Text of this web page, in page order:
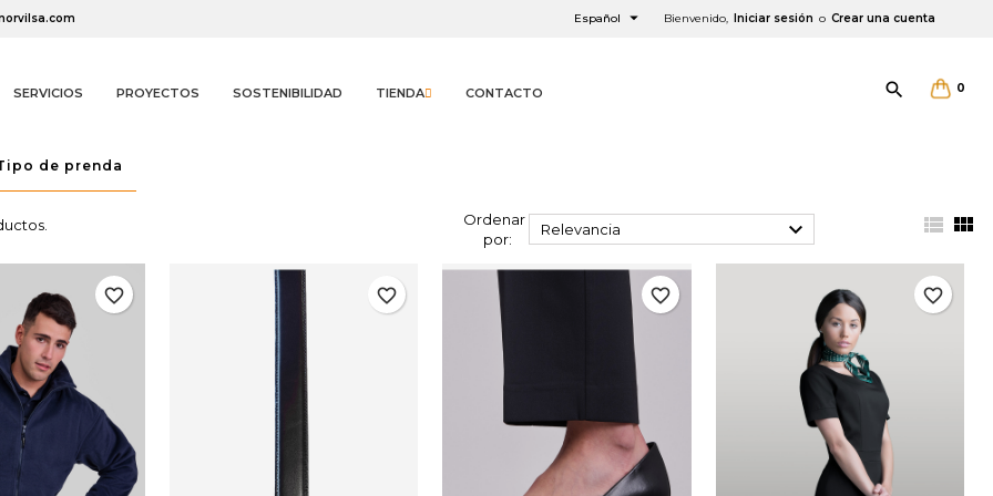
Bienvenido, Iniciar sesión o Crear una cuenta
Español 
SERVICIOS PROYECTOS SOSTENIBILIDAD TIENDA CONTACTO 0

de prenda
Ordenar
por:
Relevancia   
favorite_border favorite_border favorite_border favorite_border